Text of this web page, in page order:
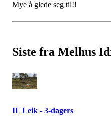
Mye å glede seg til!!
Siste fra Melhus
IL Leik - 3-dagers